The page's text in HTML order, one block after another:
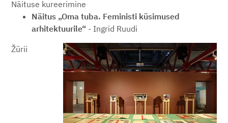
Näituse kureerimine
Näitus „Oma tuba. Feministi küsimused
arhitektuurile“ - Ingrid Ruudi
Žürii